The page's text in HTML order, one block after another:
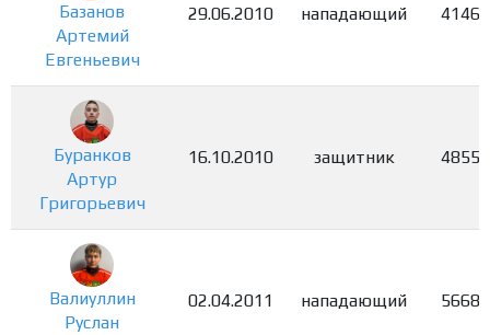
Базанов
Артемий
Евгеньевич
29.06.2010 нападающий 4146
Буранков
Артур
Григорьевич
16.10.2010 защитник 4855
Валиуллин
Руслан
02.04.2011 нападающий 5668